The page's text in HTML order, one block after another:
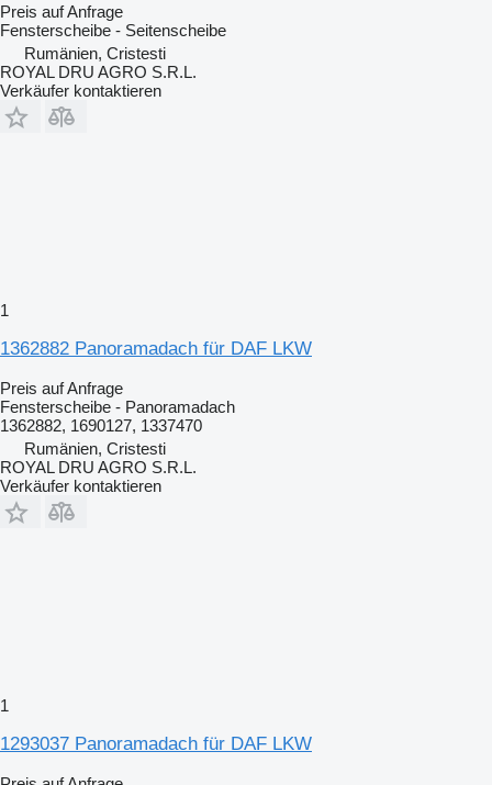
Preis auf Anfrage
Fensterscheibe - Seitenscheibe
Rumänien, Cristesti
ROYAL DRU AGRO S.R.L.
Verkäufer kontaktieren
1
1362882 Panoramadach für DAF LKW
Preis auf Anfrage
Fensterscheibe - Panoramadach
1362882, 1690127, 1337470
Rumänien, Cristesti
ROYAL DRU AGRO S.R.L.
Verkäufer kontaktieren
1
1293037 Panoramadach für DAF LKW